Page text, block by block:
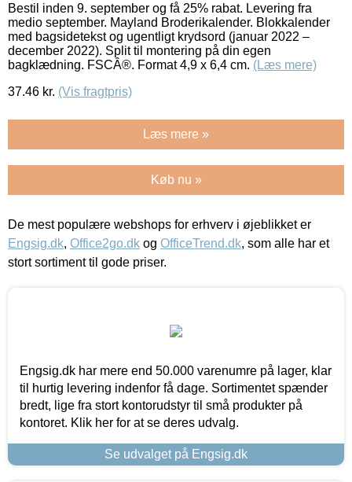
Bestil inden 9. september og få 25% rabat. Levering fra
medio september. Mayland Broderikalender. Blokkalender
med bagsidetekst og ugentligt krydsord (januar 2022 –
december 2022). Split til montering på din egen
bagklædning. FSCÂ®. Format 4,9 x 6,4 cm. (Læs mere)
37.46 kr. (Vis fragtpris)
Læs mere »
Køb nu »
De mest populære webshops for erhverv i øjeblikket er
Engsig.dk, Office2go.dk og OfficeTrend.dk, som alle har et
stort sortiment til gode priser.
Engsig.dk har mere end 50.000 varenumre på lager, klar
til hurtig levering indenfor få dage. Sortimentet spænder
bredt, lige fra stort kontorudstyr til små produkter på
kontoret. Klik her for at se deres udvalg.
Se udvalget på Engsig.dk